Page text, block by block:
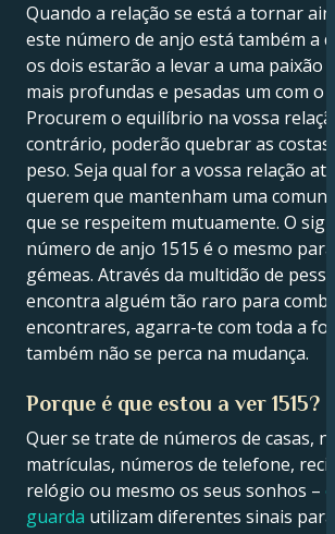
Quando a relação se está a tornar
este número de anjo está também a
os dois estarão a levar a uma paixão e
mais profundas e pesadas um com o
Procurem o equilíbrio na vossa
contrário, poderão quebrar as costas
peso. Seja qual for a vossa relação
querem que mantenham uma
que se respeitem mutuamente. O
número de anjo 1515 é o mesmo para
gémeas. Através da multidão de
encontra alguém tão raro para
encontrares, agarra-te com toda a
também não se perca na mudança.
Porque é que estou a ver 1515?
Quer se trate de números de casas,
matrículas, números de telefone,
relógio ou mesmo os seus sonhos –
guarda utilizam diferentes sinais para